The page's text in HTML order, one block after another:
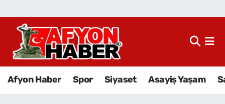
Afyon Haber Spor Siyaset Asayiş Yaşam
Afyon Haber